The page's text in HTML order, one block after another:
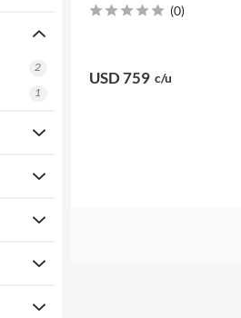
2
1
(0)
USD 759 c/u